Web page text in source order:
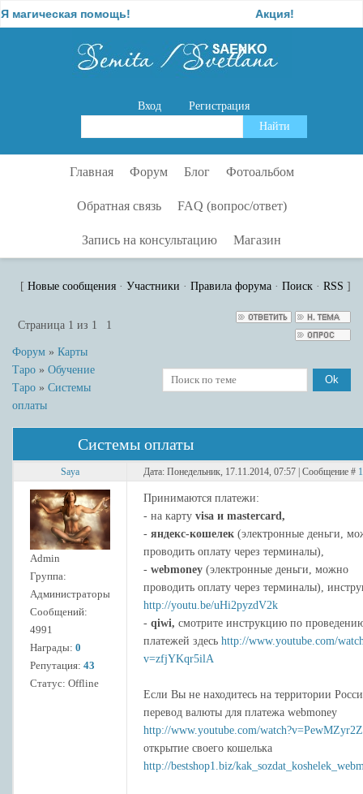
помощь! Акция!
Вход Регистрация
Главная Форум Блог Фотоальбом
Обратная связь FAQ (вопрос/ответ)
Запись на консультацию Магазин
[ Новые сообщения · Участники · Правила форума · Поиск · RSS ]
Страница 1 из 1 1
Форум » Карты
Таро » Обучение
Таро » Системы
оплаты
Системы оплаты
Saya Дата: Понедельник, 17.11.2014, 07:57 | Сообщение # 1
Admin
Группа:
Администраторы
Сообщений:
4991
Награды: 0
Репутация: 43
Статус: Offline
Принимаются платежи:
- на карту visa и mastercard,
- яндекс-кошелек (электронные деньги,
проводить оплату через терминалы),
- webmoney (электронные деньги, можно
проводить оплату через терминалы),
http://youtu.be/uHi2pyzdV2k
- qiwi, смотрите инструкцию по
платежей здесь http://www.youtube.com/
v=zfjYKqr5ilA
Если Вы не находитесь на территории
перевод валюты для платежа webmoney
http://www.youtube.com/
открытие своего кошелька
http://bestshop1.biz/